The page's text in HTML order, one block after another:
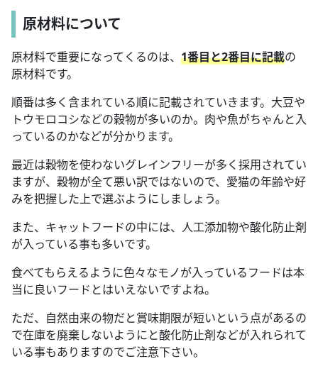
原材料について
原材料で重要になってくるのは、 1番目と2番目に記載の
原材料です。
順番は多く含まれている順に記載されていきます。大豆や
トウモロコシなどの穀物が多いのか。肉や魚がちゃんと入
っているのかなどが分かります。
最近は穀物を使わないグレインフリーが多く採用されてい
ますが、穀物が全て悪い訳ではないので、愛猫の年齢や好
みを把握した上で選ぶようにしましょう。
また、キャットフードの中には、人工添加物や酸化防止剤
が入っている事も多いです。
食べてもらえるように色々なモノが入っているフードは本
当に良いフードとはいえないですよね。
ただ、自然由来の物だと賞味期限が短いという点があるの
で在庫を廃棄しないようにと酸化防止剤などが入れられて
いる事もありますのでご注意下さい。